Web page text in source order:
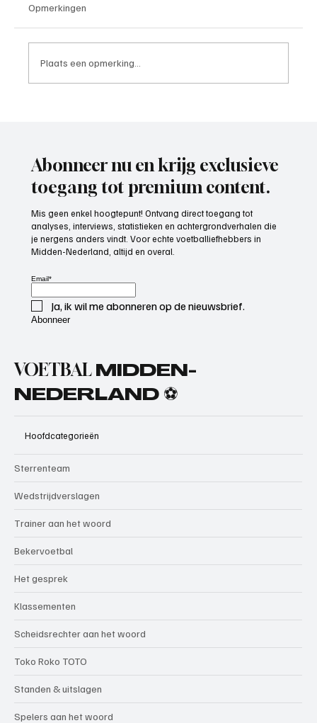
Opmerkingen
Plaats een opmerking...
Abonneer nu en krijg exclusieve
toegang tot premium content.
Mis geen enkel hoogtepunt! Ontvang direct toegang tot
analyses, interviews, statistieken en achtergrondverhalen die
je nergens anders vindt. Voor echte voetballiefhebbers in
Midden-Nederland, altijd en overal.
Email*
Ja, ik wil me abonneren op de nieuwsbrief.
Abonneer
VOETBAL MIDDEN-
NEDERLAND ⚽
Hoofdcategorieën
Sterrenteam
Wedstrijdverslagen
Trainer aan het woord
Bekervoetbal
Het gesprek
Klassementen
Scheidsrechter aan het woord
Toko Roko TOTO
Standen & uitslagen
Spelers aan het woord